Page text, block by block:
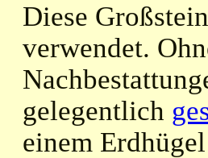
Diese
verwendet.
gelegentlich
einem